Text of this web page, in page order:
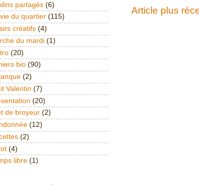
Article plus
partagés (6)
du quartier (115)
créatifs (4)
du mardi (1)
(20)
bio (90)
(2)
Valentin (7)
(20)
de broyeur (2)
(12)
(2)
(4)
libre (1)